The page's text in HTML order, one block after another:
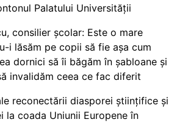
Palatului Universității
consilier școlar: Este o mare
i lăsăm pe copii să fie așa cum
dornici să îi băgăm în șabloane și
invalidăm ceea ce fac diferit
reconectării diasporei științifice și
la coada Uniunii Europene în